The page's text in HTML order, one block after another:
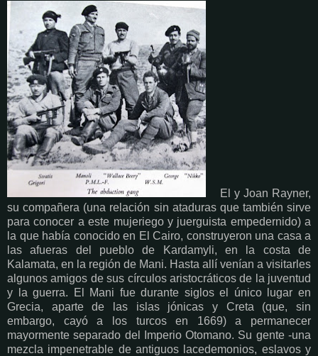
El y Joan Rayner,
su compañera (una relación sin ataduras que también sirve
para conocer a este mujeriego y juerguista empedernido) a
la que había conocido en El Cairo, construyeron una casa a
las afueras del pueblo de Kardamyli, en la costa de
Kalamata, en la región de Mani. Hasta allí venían a visitarles
algunos amigos de sus círculos aristocráticos de la juventud
y la guerra. El Mani fue durante siglos el único lugar en
Grecia, aparte de las islas jónicas y Creta (que, sin
embargo, cayó a los turcos en 1669) a permanecer
mayormente separado del Imperio Otomano. Su gente -una
mezcla impenetrable de antiguos lacedemonios, eslavos y